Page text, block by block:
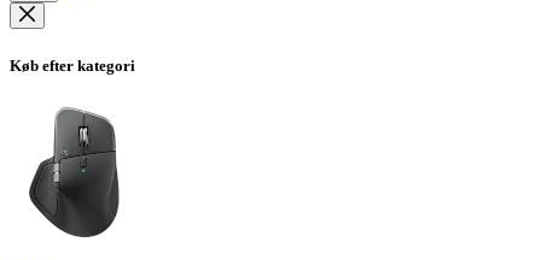
Køb efter kategori